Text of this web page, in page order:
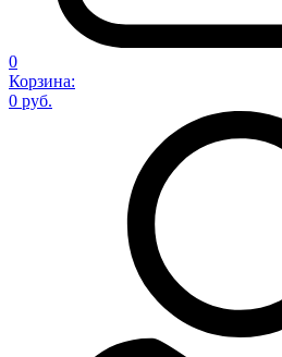
0
Корзина:
0 руб.